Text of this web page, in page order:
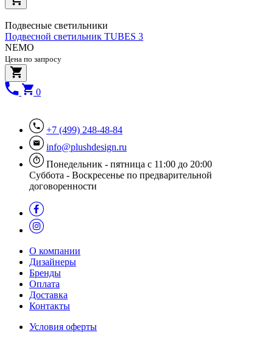
Подвесные светильники
Подвесной светильник TUBES 3
NEMO
Цена по запросу
0
+7 (499) 248-48-84
info@plushdesign.ru
Понедельник - пятница с 11:00 до 20:00
Суббота - Воскресенье по предварительной
договоренности
О компании
Дизайнеры
Бренды
Оплата
Доставка
Контакты
Условия оферты